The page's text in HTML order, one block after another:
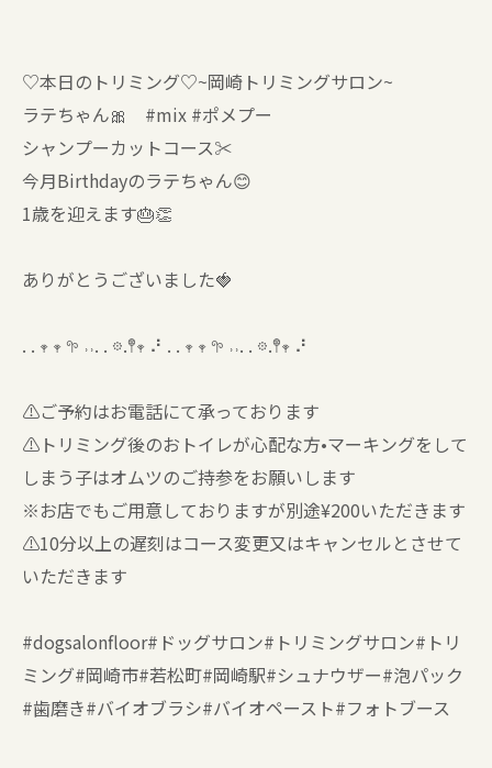
♡本日のトリミング♡⁠~岡崎トリミングサロン~
ラテちゃん🎀 #mix #ポメプー
シャンプーカットコース✂️
今月Birthdayのラテちゃん😊
1歳を迎えます🎂👏
ありがとうございました🍓
. . 𖥧 𖥧 𖧧 ˒˒. . 𖡼.𖤣𖥧 ⠜ . . 𖥧 𖥧 𖧧 ˒˒. . 𖡼.𖤣𖥧 ⠜
⚠️ご予約はお電話にて承っております
⚠️トリミング後のおトイレが心配な方•マーキングをして
しまう子はオムツのご持参をお願いします
※お店でもご用意しておりますが別途¥200いただきます
⚠️10分以上の遅刻はコース変更又はキャンセルとさせて
いただきます
#dogsalonfloor#ドッグサロン#トリミングサロン#トリ
ミング#岡崎市#若松町#岡崎駅#シュナウザー#泡パック
#歯磨き#バイオブラシ#バイオペースト#フォトブース